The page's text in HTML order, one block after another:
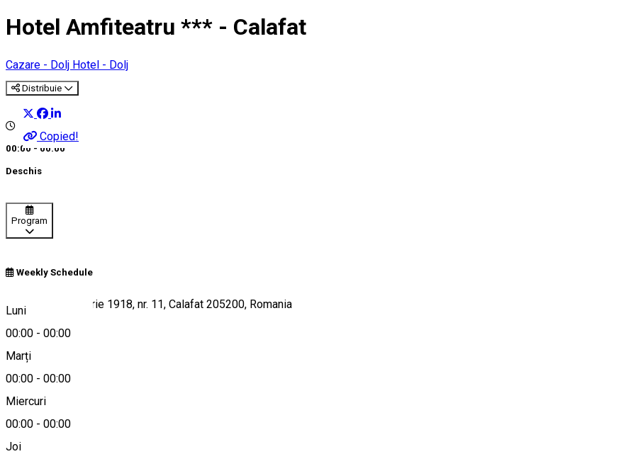
Hotel Amfiteatru *** - Calafat
Cazare - Dolj Hotel - Dolj
Distribuie
Copied!
00:00 - 00:00
Deschis
Program
Weekly Schedule
Luni
00:00 - 00:00
Marți
00:00 - 00:00
Miercuri
00:00 - 00:00
Joi
Strada 1 Decembrie 1918, nr. 11, Calafat 205200, Romania
Hartă